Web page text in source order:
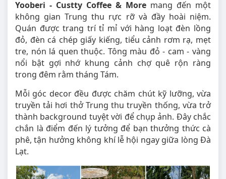
Yooberi - Custty Coffee & More mang đến một
không gian Trung thu rực rỡ và đầy hoài niệm.
Quán được trang trí tỉ mỉ với hàng loạt đèn lồng
đỏ, đèn cá chép giấy kiếng, tiểu cảnh rơm rạ, mẹt
tre, nón lá quen thuộc. Tông màu đỏ - cam - vàng
nổi bật gợi nhớ khung cảnh chợ quê rộn ràng
trong đêm rằm tháng Tám.
Mỗi góc decor đều được chăm chút kỹ lưỡng, vừa
truyền tải hơi thở Trung thu truyền thống, vừa trở
thành background tuyệt vời để chụp ảnh. Đây chắc
chắn là điểm đến lý tưởng để bạn thưởng thức cà
phê, tận hưởng không khí lễ hội ngay giữa lòng Đà
Lạt.